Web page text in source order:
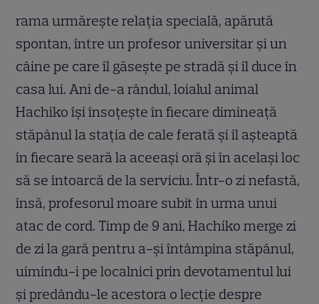
rama urmărește relația specială, apărută
spontan, între un profesor universitar și un
câine pe care îl găsește pe stradă și îl duce în
casa lui. Ani de-a rândul, loialul animal
Hachiko își însoțește în fiecare dimineață
stăpânul la stația de cale ferată și îl așteaptă
în fiecare seară la aceeași oră și în același loc
să se întoarcă de la serviciu. Într-o zi nefastă,
însă, profesorul moare subit în urma unui
atac de cord. Timp de 9 ani, Hachiko merge zi
de zi la gară pentru a-și întâmpina stăpânul,
uimindu-i pe localnici prin devotamentul lui
și predându-le acestora o lecție despre